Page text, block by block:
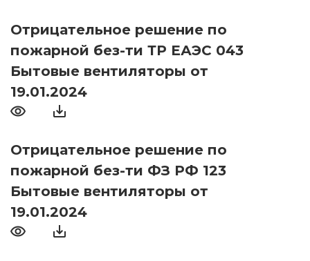
Отрицательное решение по
пожарной без-ти ТР ЕАЭС 043
Бытовые вентиляторы от
19.01.2024
Отрицательное решение по
пожарной без-ти ФЗ РФ 123
Бытовые вентиляторы от
19.01.2024